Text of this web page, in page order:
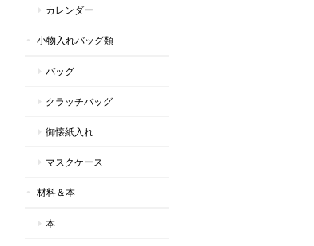
カレンダー
小物入れバッグ類
バッグ
クラッチバッグ
御懐紙入れ
マスクケース
材料＆本
本